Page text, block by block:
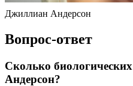
Джиллиан Андерсон
Вопрос-ответ
Сколько
Андерсон?